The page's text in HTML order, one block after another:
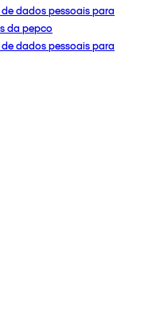
dados pessoais para
da pepco
dados pessoais para